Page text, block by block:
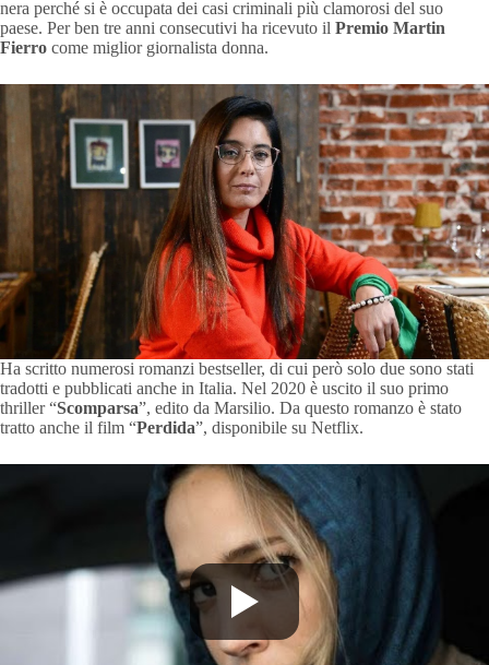
nera perché si è occupata dei casi criminali più clamorosi del suo
paese. Per ben tre anni consecutivi ha ricevuto il Premio Martin
Fierro come miglior giornalista donna.
Ha scritto numerosi romanzi bestseller, di cui però solo due sono stati
tradotti e pubblicati anche in Italia. Nel 2020 è uscito il suo primo
thriller “Scomparsa”, edito da Marsilio. Da questo romanzo è stato
tratto anche il film “Perdida”, disponibile su Netflix.